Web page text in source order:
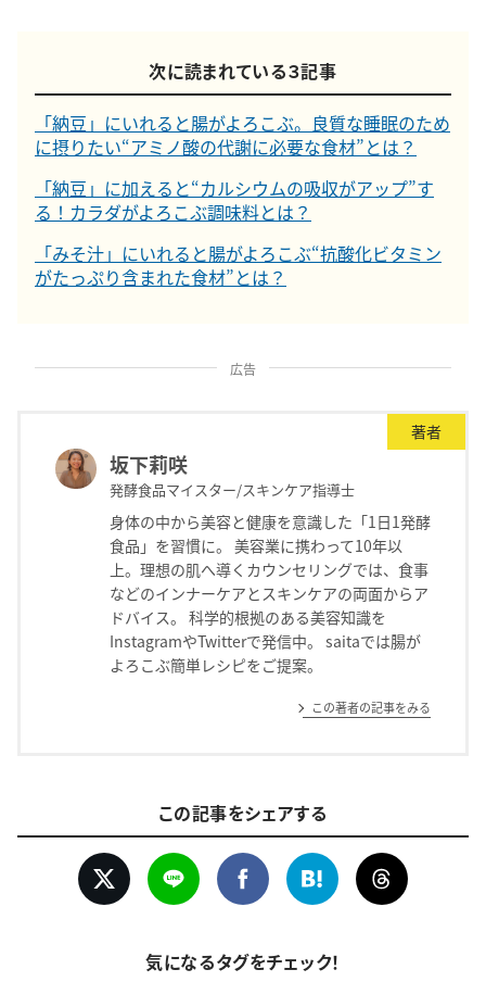
次に読まれている３記事
「納豆」にいれると腸がよろこぶ。良質な睡眠のため
に摂りたい“アミノ酸の代謝に必要な食材”とは？
「納豆」に加えると“カルシウムの吸収がアップ”す
る！カラダがよろこぶ調味料とは？
「みそ汁」にいれると腸がよろこぶ“抗酸化ビタミン
がたっぷり含まれた食材”とは？
広告
著者
坂下莉咲
発酵食品マイスター/スキンケア指導士
身体の中から美容と健康を意識した「1日1発酵
食品」を習慣に。 美容業に携わって10年以
上。理想の肌へ導くカウンセリングでは、食事
などのインナーケアとスキンケアの両面からア
ドバイス。 科学的根拠のある美容知識を
InstagramやTwitterで発信中。 saitaでは腸が
よろこぶ簡単レシピをご提案。
この著者の記事をみる
この記事をシェアする
気になるタグをチェック！